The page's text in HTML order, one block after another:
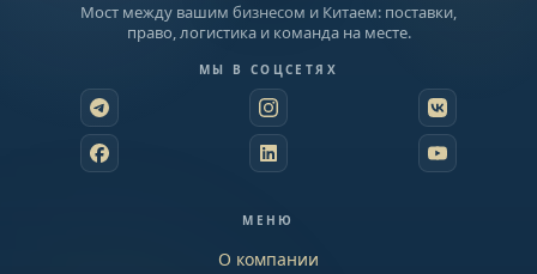
Мост между вашим бизнесом и Китаем: поставки,
право, логистика и команда на месте.
МЫ В СОЦСЕТЯХ
МЕНЮ
О компании